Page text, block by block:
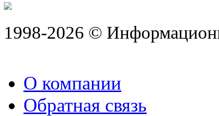
1998-2026 ©
О компании
Обратная связь